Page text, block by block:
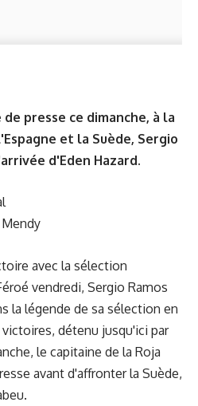
presse ce dimanche, à la
et la Suède, Sergio
d'Eden Hazard.
avec la sélection
vendredi, Sergio Ramos
la légende de sa sélection en
détenu jusqu'ici par
le capitaine de la Roja
avant d'affronter la Suède,